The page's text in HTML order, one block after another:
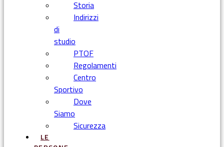
Storia
Indirizzi
di
studio
PTOF
Regolamenti
Centro
Sportivo
Dove
Siamo
Sicurezza
LE